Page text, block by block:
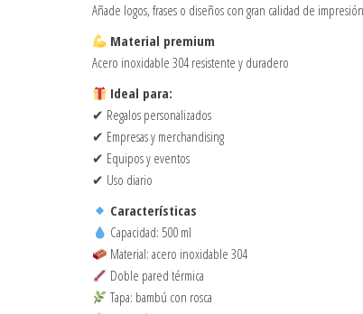
Añade logos, frases o diseños con gran calidad de impresión
Material premium
Acero inoxidable 304 resistente y duradero
Ideal para:
✔ Regalos personalizados
✔ Empresas y merchandising
✔ Equipos y eventos
✔ Uso diario
Características
Capacidad: 500 ml
Material: acero inoxidable 304
Doble pared térmica
Tapa: bambú con rosca